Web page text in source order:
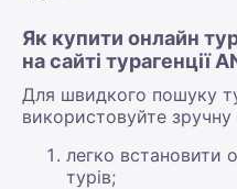
Як купити онлайн
на сайті турагенції
Для швидкого пошуку
використовуйте зручну
легко встановити
турів;